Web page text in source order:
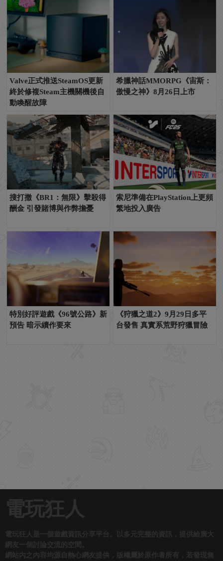
Valve正式推送SteamOS更新
終於修複Steam主機關機後自
動喚醒故障
希臘神話MMORPG《宙斯：
傲慢之神》8月26日上市
搜打撤《BR1：無限》擊殺得
酬金 引發賭博與作弊擔憂
索尼準備在PlayStation上更頻
繁地投入廣告
特別好評遊戲《96號公路》新
預告 暗示續作要來
《狩獵之道2》9月29日多平
台發售 真實系荒野狩獵冒險
電玩狂人
電玩狂人是一個遊戲資訊分享平台。以多元完整的資訊，提供給廣大
網友一個討論交流的空間。
網站內之內容均源自熱心網友提供，版權屬於原作者所有，若發現無